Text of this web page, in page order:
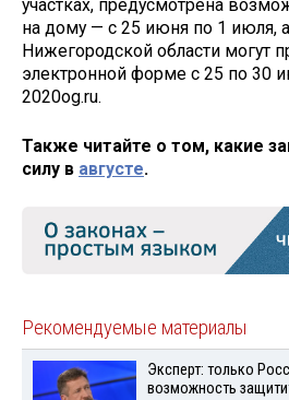
участках, предусмотрена
на дому — с 25 июня по 1 июля,
Нижегородской области могут
электронной форме с 25 по 30
2020og.ru.
Также читайте о том, какие
силу в августе.
Рекомендуемые материалы
Эксперт: только
возможность